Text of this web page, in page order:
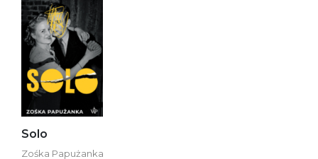
Solo
Zośka Papużanka